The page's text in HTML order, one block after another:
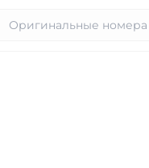
Оригинальные номера